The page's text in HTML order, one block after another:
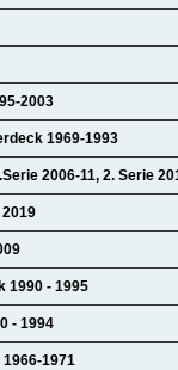
2003
1969-1993
2006-11, 2. Serie
1990 - 1995
- 1994
1971